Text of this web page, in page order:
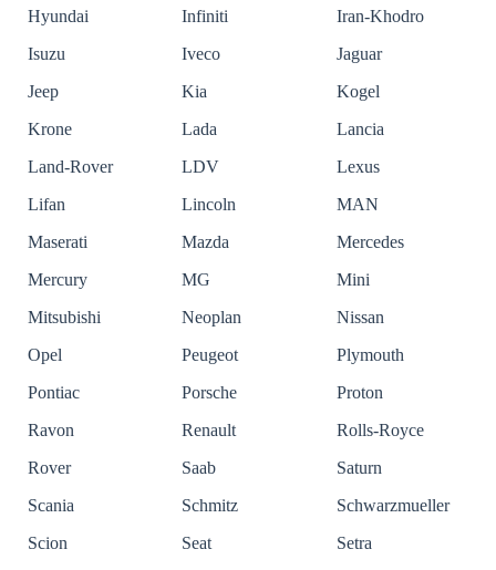
Hyundai
Infiniti
Iran-Khodro
Isuzu
Iveco
Jaguar
Jeep
Kia
Kogel
Krone
Lada
Lancia
Land-Rover
LDV
Lexus
Lifan
Lincoln
MAN
Maserati
Mazda
Mercedes
Mercury
MG
Mini
Mitsubishi
Neoplan
Nissan
Opel
Peugeot
Plymouth
Pontiac
Porsche
Proton
Ravon
Renault
Rolls-Royce
Rover
Saab
Saturn
Scania
Schmitz
Schwarzmueller
Scion
Seat
Setra